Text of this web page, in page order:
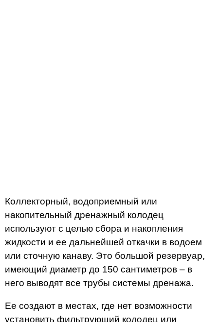
Коллекторный, водоприемный или
накопительный дренажный колодец
используют с целью сбора и накопления
жидкости и ее дальнейшей откачки в водоем
или сточную канаву. Это большой резервуар,
имеющий диаметр до 150 сантиметров – в
него выводят все трубы системы дренажа.
Ее создают в местах, где нет возможности
установить фильтрующий колодец или